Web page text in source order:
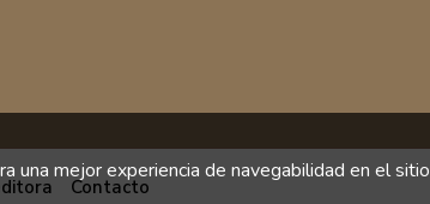
Contacto
una mejor experiencia de navegabilidad en el sitio